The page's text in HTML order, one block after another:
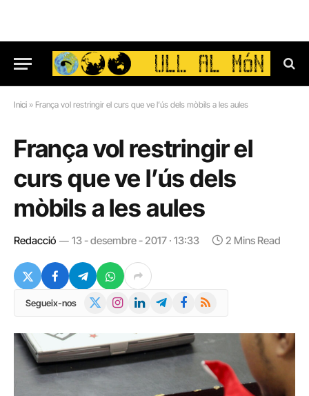
Inici » França vol restringir el curs que ve l’ús dels mòbils a les aules
França vol restringir el
curs que ve l’ús dels
mòbils a les aules
Redacció 13 - desembre - 2017 · 13:33 2 Mins Read
Segueix-nos InstagramLinkedInTelegramFacebook
RSS